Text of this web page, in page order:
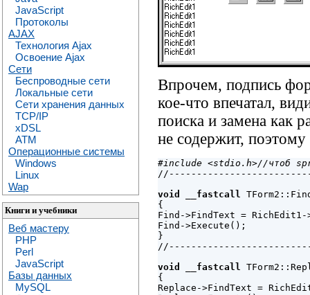
JavaScript
Протоколы
AJAX
Технология Ajax
Освоение Ajax
Сети
Беспроводные сети
Локальные сети
Сети хранения данных
TCP/IP
xDSL
ATM
Операционные системы
Windows
Linux
Wap
Книги и учебники
Веб мастеру
PHP
Perl
JavaScript
Базы данных
MySQL
Впрочем, подпись
кое-что впечатал,
поиска и замена как
не содержит,
#include <stdio.h>//чтоб
void __fastcall
{
Find->FindText = RichEdit1-
Find->Execute();
}
void __fastcall
{
Replace->FindText =